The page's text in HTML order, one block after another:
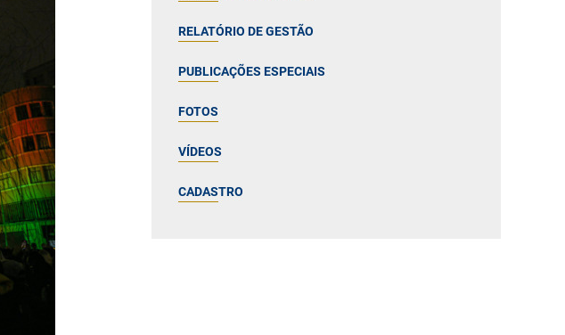
RELATÓRIO DE GESTÃO
PUBLICAÇÕES ESPECIAIS
FOTOS
VÍDEOS
CADASTRO